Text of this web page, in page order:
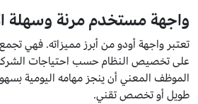
واجهة مستخدم مرنة وسهلة
تعتبر واجهة أودو من أبرز مميزاته. فهي
على تخصيص النظام حسب احتياجات
الموظف المعني أن ينجز مهامه اليومية
طويل أو تخصص تقني.